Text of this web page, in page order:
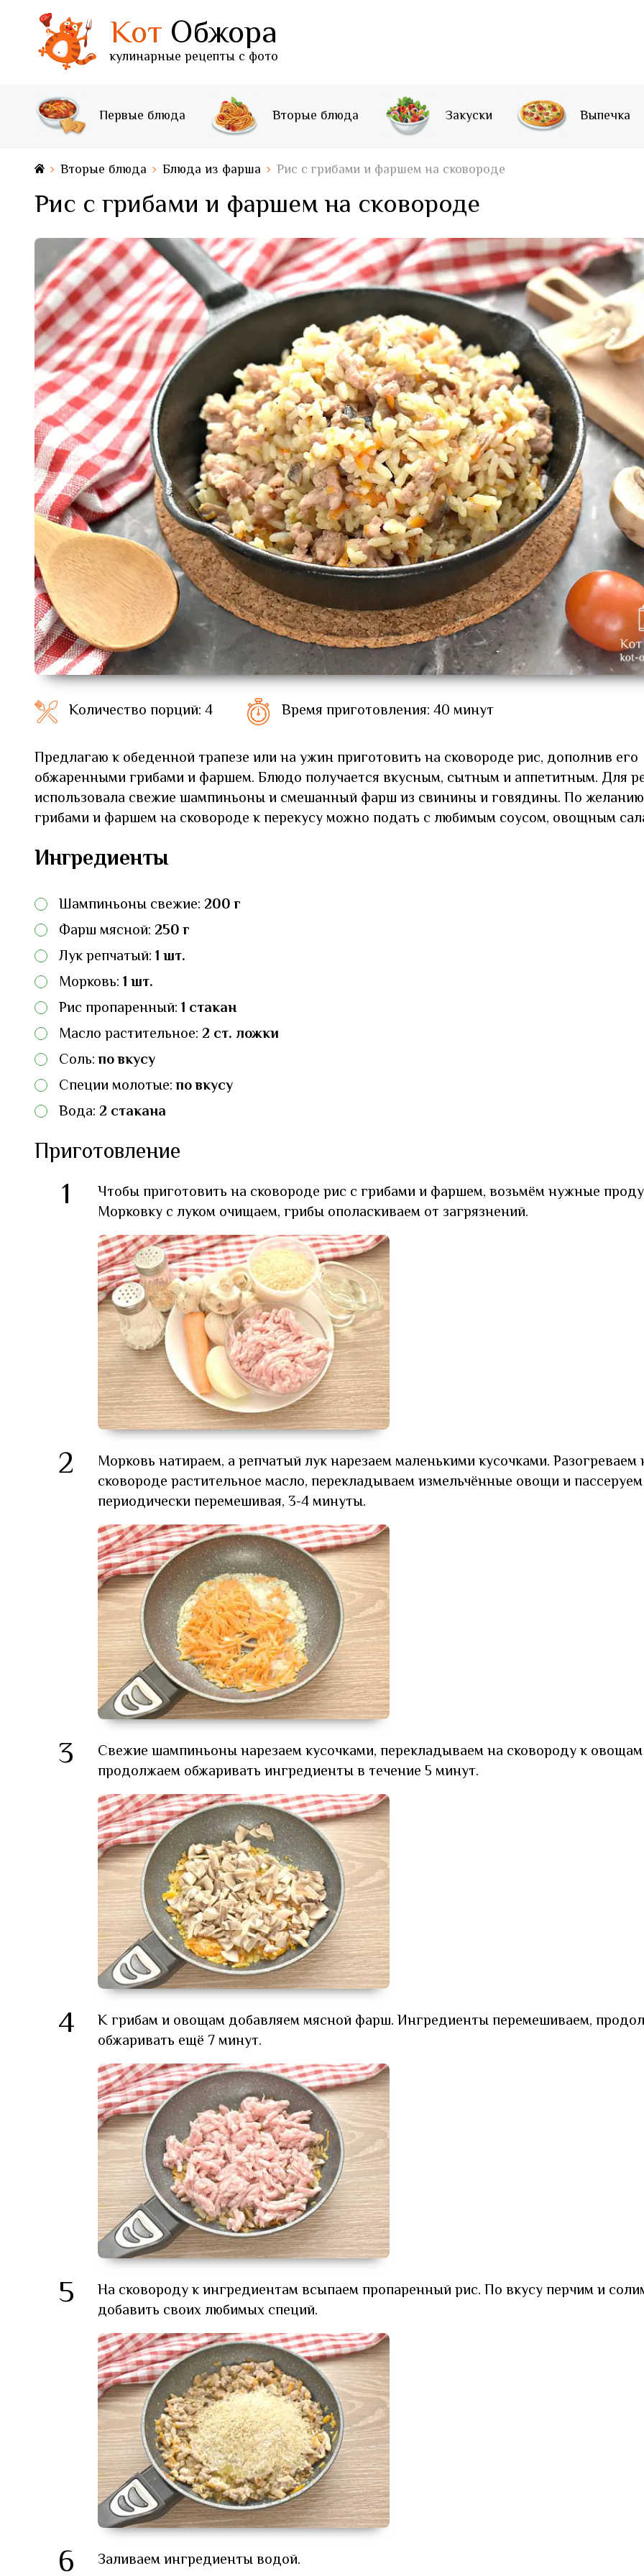
Кот Обжора
кулинарные рецепты с фото
Первые блюда Вторые блюда Закуски Выпечка
Вторые блюда Блюда из фарша Рис с грибами и фаршем на сковороде
Рис с грибами и фаршем на сковороде
Количество порций: 4 Время приготовления: 40 минут
Предлагаю к обеденной трапезе или на ужин приготовить на сковороде рис, дополнив его
обжаренными грибами и фаршем. Блюдо получается вкусным, сытным и аппетитным. Для
использовала свежие шампиньоны и смешанный фарш из свинины и говядины. По
грибами и фаршем на сковороде к перекусу можно подать с любимым соусом, овощным
Ингредиенты
Шампиньоны свежие: 200 г
Фарш мясной: 250 г
Лук репчатый:1 шт.
Морковь:1 шт.
Рис пропаренный:1 стакан
Масло растительное: 2 ст. ложки
Соль:по вкусу
Специи молотые:по вкусу
Вода: 2 стакана
Приготовление
1
Чтобы приготовить на сковороде рис с грибами и фаршем, возьмём нужные
Морковку с луком очищаем, грибы ополаскиваем от загрязнений.
2
Морковь натираем, а репчатый лук нарезаем маленькими кусочками. Разогреваем
сковороде растительное масло, перекладываем измельчённые овощи и
периодически перемешивая, 3-4 минуты.
3
Свежие шампиньоны нарезаем кусочками, перекладываем на сковороду к
продолжаем обжаривать ингредиенты в течение 5 минут.
4
К грибам и овощам добавляем мясной фарш. Ингредиенты перемешиваем,
обжаривать ещё 7 минут.
5
На сковороду к ингредиентам всыпаем пропаренный рис. По вкусу перчим и
добавить своих любимых специй.
6 Заливаем ингредиенты водой.